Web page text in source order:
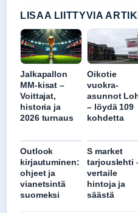
LISAA LIITTYVIA
Jalkapallon
MM-kisat –
Voittajat,
historia ja
2026 turnaus
Oikotie
vuokra-
asunnot
– löydä 109
kohdetta
Outlook
kirjautuminen:
ohjeet ja
vianetsintä
suomeksi
S market
tarjouslehti
vertaile
hintoja ja
säästä